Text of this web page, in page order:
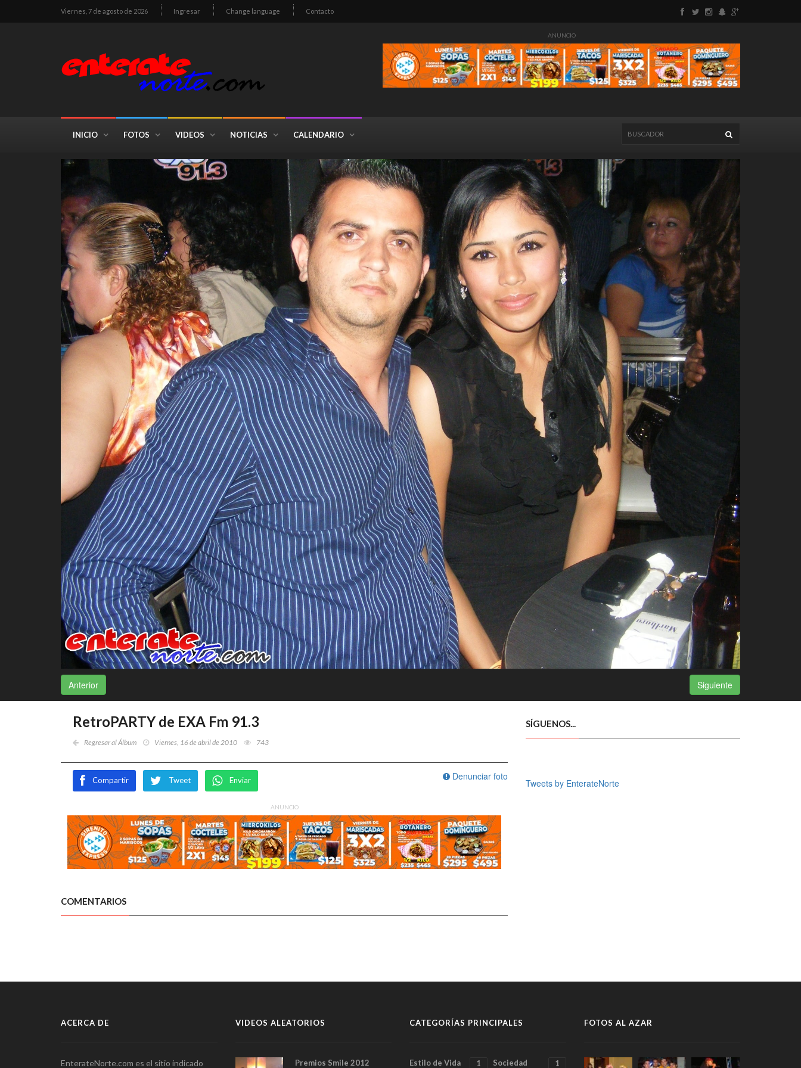
Viernes, 7 de agosto de 2026 Ingresar Change language Contacto
ANUNCIO
INICIO FOTOS VIDEOS NOTICIAS CALENDARIO
Anterior Siguiente
RetroPARTY de EXA Fm 91.3
Regresar al Álbum Viernes, 16 de abril de 2010 743
Denunciar foto
Compartir Tweet Enviar
ANUNCIO
COMENTARIOS
SÍGUENOS...
Tweets by EnterateNorte
ACERCA DE
EnterateNorte.com es el sitio indicado
VIDEOS ALEATORIOS
Premios Smile 2012
CATEGORÍAS PRINCIPALES
Estilo de Vida 1 Sociedad 1
FOTOS AL AZAR